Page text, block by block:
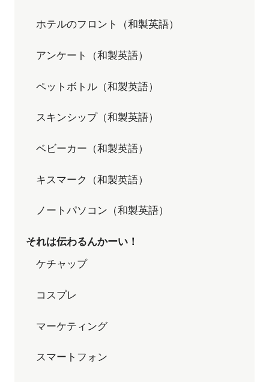
ホテルのフロント（和製英語）
アンケート（和製英語）
ペットボトル（和製英語）
スキンシップ（和製英語）
ベビーカー（和製英語）
キスマーク（和製英語）
ノートパソコン（和製英語）
それは伝わるんかーい！
ケチャップ
コスプレ
マーケティング
スマートフォン